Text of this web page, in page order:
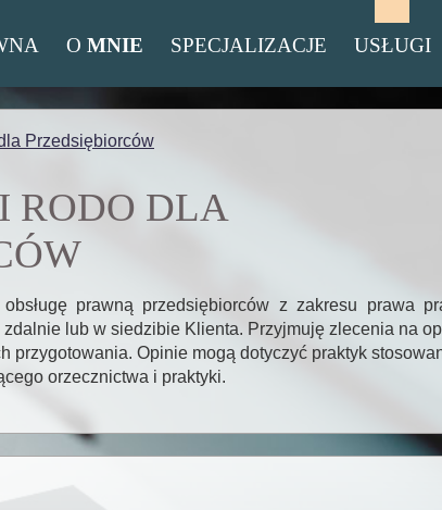
O MNIE SPECJALIZACJE USŁUGI
Przedsiębiorców
RODO DLA
prawną przedsiębiorców z zakresu prawa
lub w siedzibie Klienta. Przyjmuję zlecenia na
przygotowania. Opinie mogą dotyczyć praktyk
orzecznictwa i praktyki.